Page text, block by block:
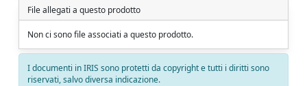
File allegati a questo prodotto
Non ci sono file associati a questo prodotto.
I documenti in IRIS sono protetti da copyright e tutti i diritti sono
riservati, salvo diversa indicazione.